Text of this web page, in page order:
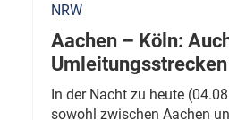
NRW
Aachen – Köln:
In der Nacht zu heute
sowohl zwischen Aachen